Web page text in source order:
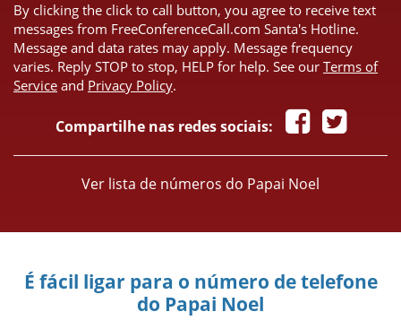
By clicking the click to call button, you agree to receive text
messages from FreeConferenceCall.com Santa's Hotline.
Message and data rates may apply. Message frequency
varies. Reply STOP to stop, HELP for help. See our Terms of
Service and Privacy Policy.
Compartilhe nas redes sociais:
Ver lista de números do Papai Noel
É fácil ligar para o número de telefone
do Papai Noel